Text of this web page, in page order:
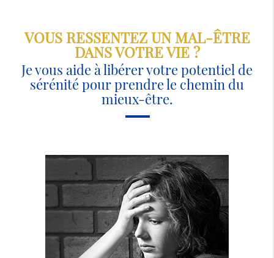
VOUS RESSENTEZ UN MAL-ÊTRE
DANS VOTRE VIE ?
Je vous aide à libérer votre potentiel de
sérénité pour prendre le chemin du
mieux-être.